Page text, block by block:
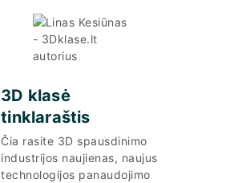
3D klasė
tinklaraštis
Čia rasite 3D spausdinimo
industrijos naujienas, naujus
technologijos panaudojimo